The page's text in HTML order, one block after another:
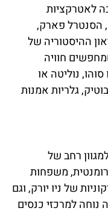
לאטרקציות
הסנטרל פארק,
ההיסטוריה של
חוויה
נוליטה או
גלריות אמנות
למגוון רחב של
משפחות
של ניו יורק, וגם
למרכזי כנסים